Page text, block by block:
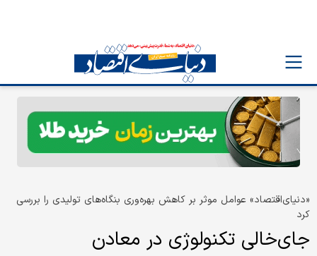
«دنیای‌اقتصاد» عوامل موثر بر کاهش بهره‌وری بنگاه‌های تولیدی را بررسی
کرد
جای‌خالی تکنولوژی در معادن